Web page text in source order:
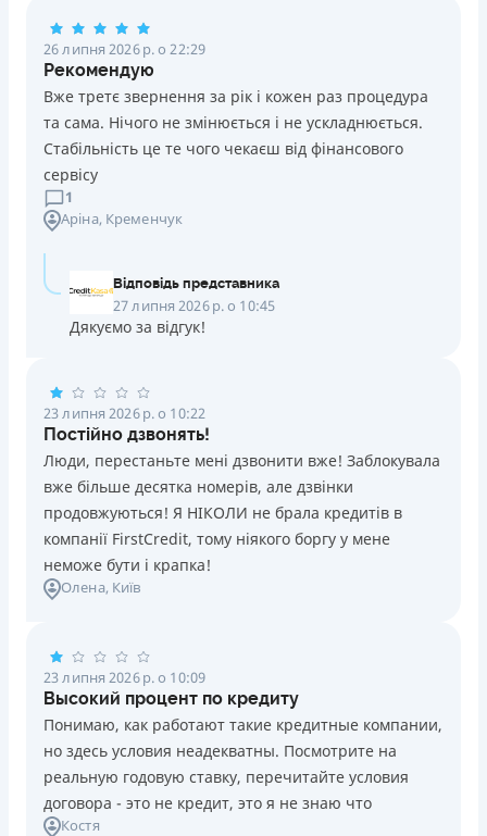
Погашення
Оплата на розрахунковий рахунок
Онлайн (через сайт або інтернет-банкінг)
Через термінали Приватбанку
Через термінали самообслуговування
Ліцензія НБУ
Ліцензія переоформлена 14.03.2024 р.
Вся інформація про кредит
ОТРИМАТИ ПОЗИКУ
26 липня 2026 р. о 22:29
Рекомендую
Вже третє звернення за рік і кожен раз процедура
та сама. Нічого не змінюється і не ускладнюється.
Стабільність це те чого чекаєш від фінансового
сервісу
1
Аріна, Кременчук
Відповідь представника
27 липня 2026 р. о 10:45
Дякуємо за відгук!
23 липня 2026 р. о 10:22
Постійно дзвонять!
Люди, перестаньте мені дзвонити вже! Заблокувала
вже більше десятка номерів, але дзвінки
продовжуються! Я НІКОЛИ не брала кредитів в
компанії FirstCredit, тому ніякого боргу у мене
неможе бути і крапка!
Олена, Київ
23 липня 2026 р. о 10:09
Высокий процент по кредиту
Понимаю, как работают такие кредитные компании,
но здесь условия неадекватны. Посмотрите на
реальную годовую ставку, перечитайте условия
договора - это не кредит, это я не знаю что
Костя